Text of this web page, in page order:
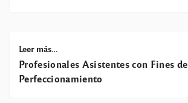
Profesionales Asistentes con Fines de
Perfeccionamiento
Leer más…